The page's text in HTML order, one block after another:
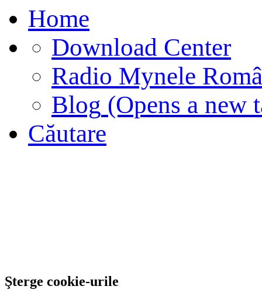
Home
Download Center
Radio Mynele
Blog (Opens a new
Căutare
Şterge cookie-urile